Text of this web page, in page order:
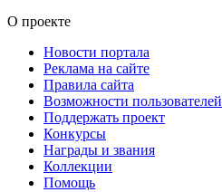
О проекте
Новости портала
Реклама на сайте
Правила сайта
Возможности пользователей
Поддержать проект
Конкурсы
Награды и звания
Коллекции
Помощь